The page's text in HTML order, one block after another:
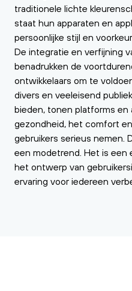
traditionele lichte
staat hun apparaten en
persoonlijke stijl en
De integratie en verfijning
benadrukken de
ontwikkelaars om te
divers en veeleisend
bieden, tonen platforms en
gezondheid, het comfort
gebruikers serieus nemen.
een modetrend. Het is een
het ontwerp van
ervaring voor iedereen